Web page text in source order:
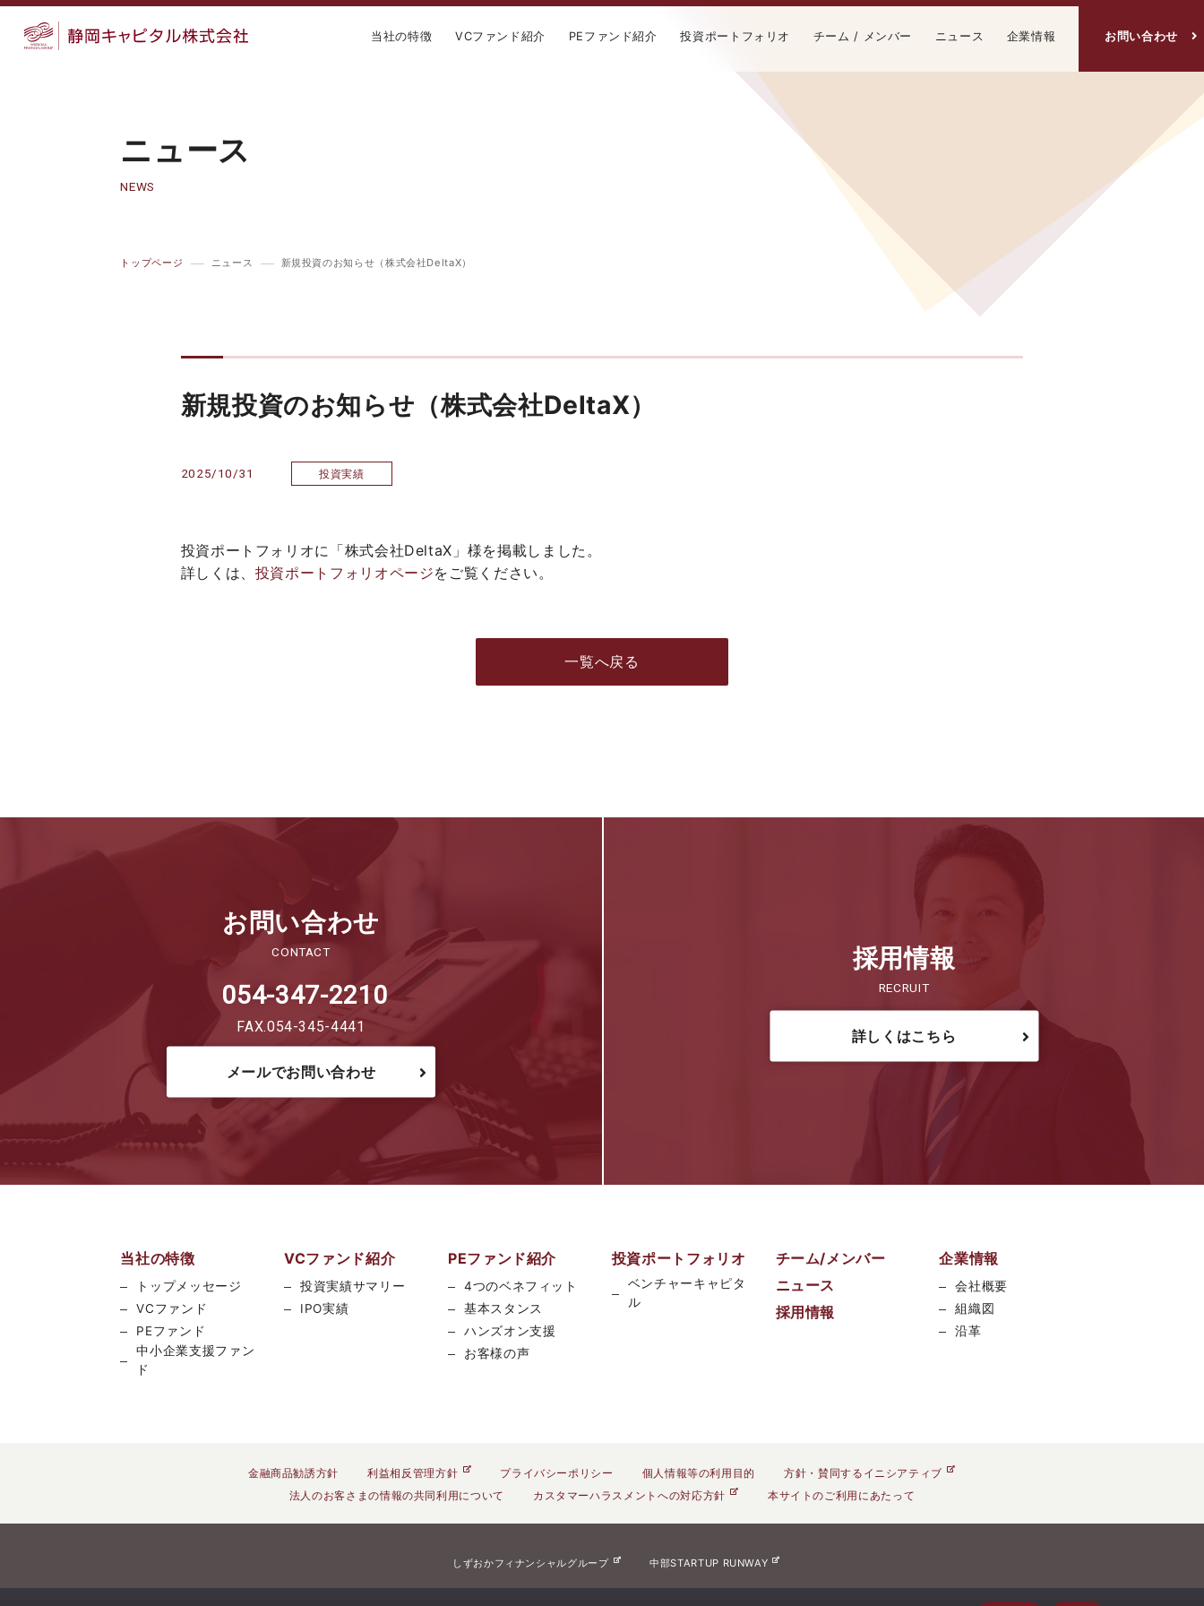
当社の特徴 VCファンド紹介 PEファンド紹介 投資ポートフォリオ チーム / メンバー ニュース 企業情報 お問い合わせ
ニュース
NEWS
トップページ ニュース 新規投資のお知らせ（株式会社DeltaX）
新規投資のお知らせ（株式会社DeltaX）
2025/10/31 投資実績
投資ポートフォリオに「株式会社DeltaX」様を掲載しました。
詳しくは、 投資ポートフォリオページをご覧ください。
一覧へ戻る
お問い合わせ
CONTACT
054-347-2210
FAX.054-345-4441
メールでお問い合わせ
採用情報
RECRUIT
詳しくはこちら
当社の特徴
トップメッセージ
VCファンド
PEファンド
中小企業支援ファン
ド
VCファンド紹介
投資実績サマリー
IPO実績
PEファンド紹介
4つのベネフィット
基本スタンス
ハンズオン支援
お客様の声
投資ポートフォリオ
ベンチャーキャピタ
ル
チーム/メンバー
ニュース
採用情報
企業情報
会社概要
組織図
沿革
金融商品勧誘方針 利益相反管理方針 プライバシーポリシー 個人情報等の利用目的
方針・賛同するイニシアティブ
法人のお客さまの情報の共同利用について
カスタマーハラスメントへの対応方針 本サイトのご利用にあたって
しずおかフィナンシャルグループ 中部STARTUP RUNWAY